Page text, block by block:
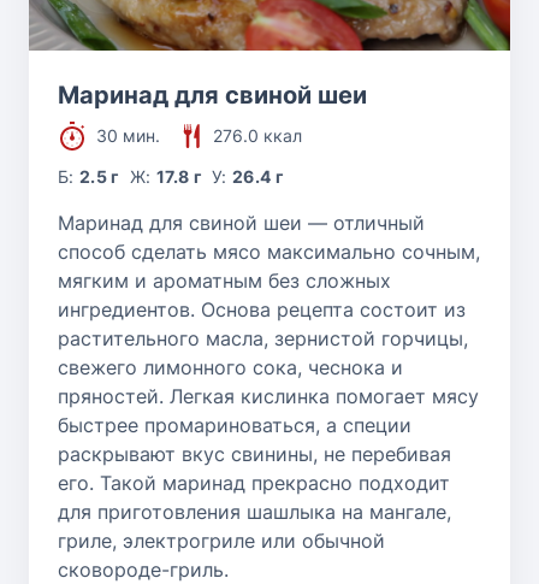
Маринад для свиной шеи
30 мин.
276.0 ккал
Б:2.5 г Ж: 17.8 г У:26.4 г
Маринад для свиной шеи — отличный
способ сделать мясо максимально сочным,
мягким и ароматным без сложных
ингредиентов. Основа рецепта состоит из
растительного масла, зернистой горчицы,
свежего лимонного сока, чеснока и
пряностей. Легкая кислинка помогает мясу
быстрее промариноваться, а специи
раскрывают вкус свинины, не перебивая
его. Такой маринад прекрасно подходит
для приготовления шашлыка на мангале,
гриле, электрогриле или обычной
сковороде-гриль.